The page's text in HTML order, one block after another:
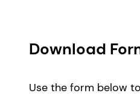
Download
Use the form below